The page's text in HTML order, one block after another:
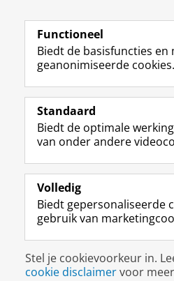
diversiteit, leiderschap en
Over deze blog
Via deze blog vertalen
(actuele)
praktische, heldere en
Disclaimer & Copyright
Functioneel
Biedt de basisfuncties en
geanonimiseerde cookies.
Standaard
Biedt de optimale
van onder andere
Volledig
Biedt gepersonaliseerde
gebruik van
Stel je cookievoorkeur in.
cookie disclaimervoor